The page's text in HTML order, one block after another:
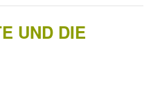
UND DIE